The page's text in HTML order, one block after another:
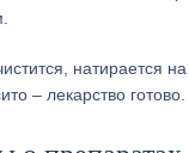
натирается на
– лекарство готово.